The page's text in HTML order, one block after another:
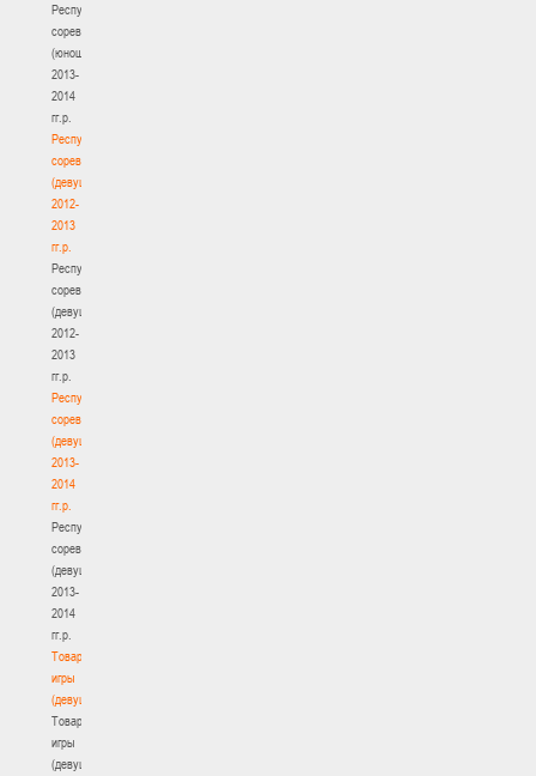
Республиканские
соревнования
(юноши)
2013-
2014
гг.р.
Республиканские
соревнования
(девушки)
2012-
2013
гг.р.
Республиканские
соревнования
(девушки)
2012-
2013
гг.р.
Республиканские
соревнования
(девушки)
2013-
2014
гг.р.
Республиканские
соревнования
(девушки)
2013-
2014
гг.р.
Товарищеские
игры
(девушки)
Товарищеские
игры
(девушки)